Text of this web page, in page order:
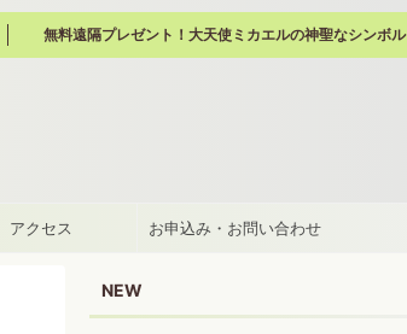
無料遠隔プレゼント！大天使ミカエルの神聖なシンボル
アクセス お申込み・お問い合わせ
NEW